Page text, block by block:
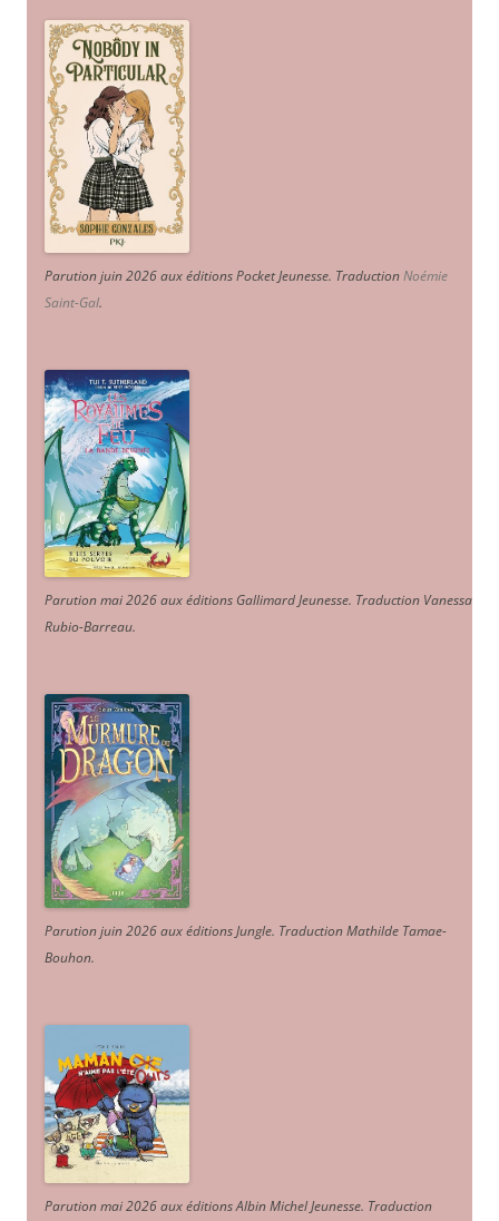
Parution juin 2026 aux éditions Pocket Jeunesse. TraductionNoémie
Saint-Gal.
Parution mai 2026 aux éditions Gallimard Jeunesse. Traduction Vanessa
Rubio-Barreau.
Parution juin 2026 aux éditions Jungle. Traduction Mathilde Tamae-
Bouhon.
Parution mai 2026 aux éditions Albin Michel Jeunesse. Traduction